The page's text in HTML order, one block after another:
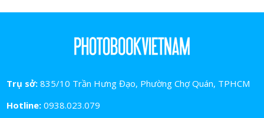
Trụ sở: 835/10 Trần Hưng Đạo, Phường Chợ Quán, TPHCM
Hotline: 0938.023.079